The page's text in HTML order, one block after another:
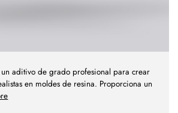
aditivo de grado profesional para crear
en moldes de resina. Proporciona un